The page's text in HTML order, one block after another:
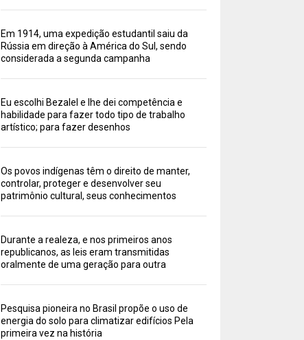
Em 1914, uma expedição estudantil saiu da
Rússia em direção à América do Sul, sendo
considerada a segunda campanha
Eu escolhi Bezalel e lhe dei competência e
habilidade para fazer todo tipo de trabalho
artístico; para fazer desenhos
Os povos indígenas têm o direito de manter,
controlar, proteger e desenvolver seu
patrimônio cultural, seus conhecimentos
Durante a realeza, e nos primeiros anos
republicanos, as leis eram transmitidas
oralmente de uma geração para outra
Pesquisa pioneira no Brasil propõe o uso de
energia do solo para climatizar edifícios Pela
primeira vez na história